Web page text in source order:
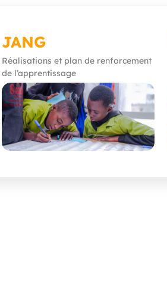
JANG
Réalisations et plan de renforcement
de l’apprentissage